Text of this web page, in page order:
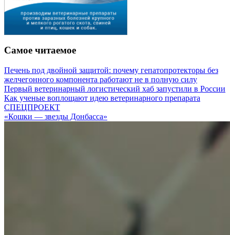
Самое читаемое
Печень под двойной защитой: почему гепатопротекторы без
желчегонного компонента работают не в полную силу
Первый ветеринарный логистический хаб запустили в России
Как ученые воплощают идею ветеринарного препарата
СПЕЦПРОЕКТ
«Кошки — звезды Донбасса»